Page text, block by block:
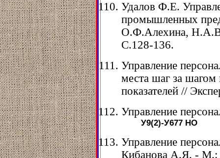
Удалов Ф.Е.
промышленных
О.Ф.Алехина,
С.128-136.
Управление
места шаг за шагом
показателей //
Управление
У9(2)-У677 НО
Управление
Кибанова А.Я. -